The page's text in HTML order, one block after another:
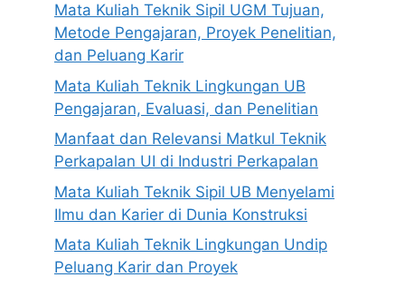
Mata Kuliah Teknik Sipil UGM Tujuan,
Metode Pengajaran, Proyek Penelitian,
dan Peluang Karir
Mata Kuliah Teknik Lingkungan UB
Pengajaran, Evaluasi, dan Penelitian
Manfaat dan Relevansi Matkul Teknik
Perkapalan UI di Industri Perkapalan
Mata Kuliah Teknik Sipil UB Menyelami
Ilmu dan Karier di Dunia Konstruksi
Mata Kuliah Teknik Lingkungan Undip
Peluang Karir dan Proyek